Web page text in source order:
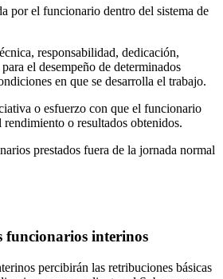
por el funcionario dentro del sistema de
responsabilidad, dedicación,
el desempeño de determinados
en que se desarrolla el trabajo.
o esfuerzo con que el funcionario
rendimiento o resultados obtenidos.
prestados fuera de la jornada normal
funcionarios interinos
percibirán las retribuciones básicas